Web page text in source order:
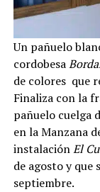
Un pañuelo
cordobesa
de colores que
Finaliza con la
pañuelo cuelga
en la Manzana
instalaciónEl
de agosto y que
septiembre.